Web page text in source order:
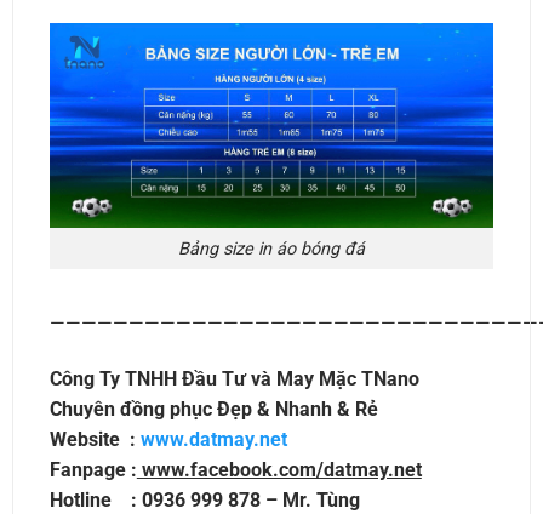
Bảng size in áo bóng đá
Công Ty TNHH Đầu Tư và May Mặc TNano
Chuyên đồng phục Đẹp & Nhanh & Rẻ
Website : www.datmay.net
Fanpage : www.facebook.com/datmay.net
Hotline : 0936 999 878 – Mr. Tùng